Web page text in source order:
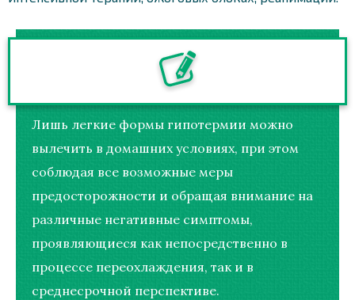
Лишь легкие формы гипотермии можно
вылечить в домашних условиях, при этом
соблюдая все возможные меры
предосторожности и обращая внимание на
различные негативные симптомы,
проявляющиеся как непосредственно в
процессе переохлаждения, так и в
среднесрочной перспективе.